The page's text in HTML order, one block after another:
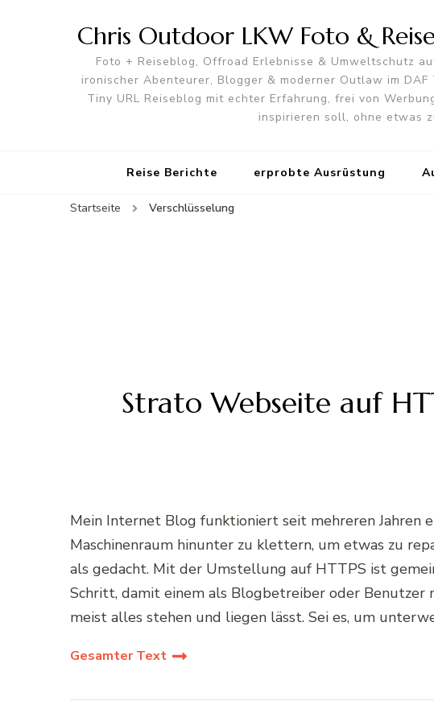
Chris Outdoor LKW Foto &
Foto + Reiseblog, Offroad Erlebnisse & Umweltschutz
ironischer Abenteurer, Blogger & moderner Outlaw im
Tiny URL Reiseblog mit echter Erfahrung, frei von
inspirieren soll, ohne etwas
Reise Berichte erprobte Ausrüstung
Startseite Verschlüsselung
Strato Webseite auf
Mein Internet Blog funktioniert seit mehreren Jahren
Maschinenraum hinunter zu klettern, um etwas zu
als gedacht. Mit der Umstellung auf HTTPS ist
Schritt, damit einem als Blogbetreiber oder
meist alles stehen und liegen lässt. Sei es, um
Gesamter Text